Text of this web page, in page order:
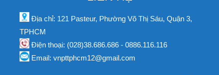
Địa chỉ: 121 Pasteur, Phường Võ Thị Sáu, Quận 3,
TPHCM
Điện thoại: (028)38.686.686 - 0886.116.116
Email: vnpttphcm12@gmail.com